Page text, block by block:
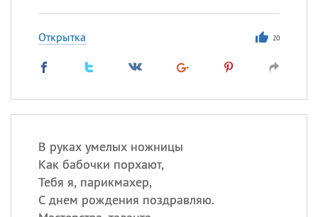
Открытка 20
В руках умелых ножницы
Как бабочки порхают,
Тебя я, парикмахер,
С днем рождения поздравляю.